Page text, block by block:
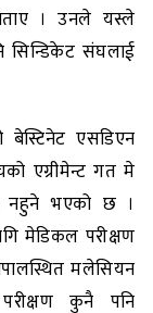
। उनले यस्ले
संघलाई
एसडिएन
एग्रीमेन्ट गत मे
नहुने भएको छ ।
मेडिकल परीक्षण
मलेसियन
कुनै पनि